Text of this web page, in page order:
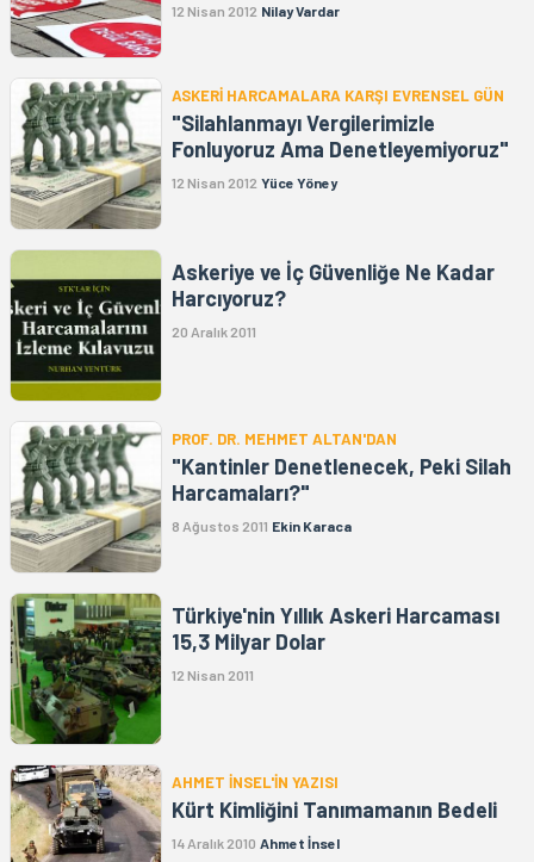
12 Nisan 2012 Nilay Vardar
ASKERİ HARCAMALARA KARŞI EVRENSEL GÜN
"Silahlanmayı Vergilerimizle
Fonluyoruz Ama Denetleyemiyoruz"
12 Nisan 2012 Yüce Yöney
Askeriye ve İç Güvenliğe Ne Kadar
Harcıyoruz?
20 Aralık 2011
PROF. DR. MEHMET ALTAN'DAN
"Kantinler Denetlenecek, Peki Silah
Harcamaları?"
8 Ağustos 2011 Ekin Karaca
Türkiye'nin Yıllık Askeri Harcaması
15,3 Milyar Dolar
12 Nisan 2011
AHMET İNSEL'İN YAZISI
Kürt Kimliğini Tanımamanın Bedeli
14 Aralık 2010 Ahmet İnsel